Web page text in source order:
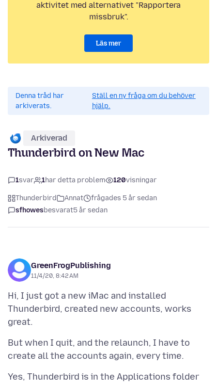
aktivitet med alternativet "Rapportera
missbruk".
Läs mer
Denna tråd har
arkiverats.
Ställ en ny fråga om du behöver
hjälp.
Arkiverad
Thunderbird on New Mac
1svar 1har detta problem 120visningar
Thunderbird Annat
frågades 5 år sedan
sfhowesbesvarat5 år sedan
GreenFrogPublishing
11/4/20, 8:42 AM
Hi, I just got a new iMac and installed
Thunderbird, created new accounts, works
But when I quit, and the relaunch, I have to
Yes, Thunderbird is in the Applications folder